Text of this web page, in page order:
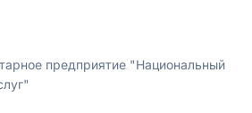
предприятие "Национальный